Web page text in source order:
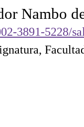
Nambo
3891-5228/